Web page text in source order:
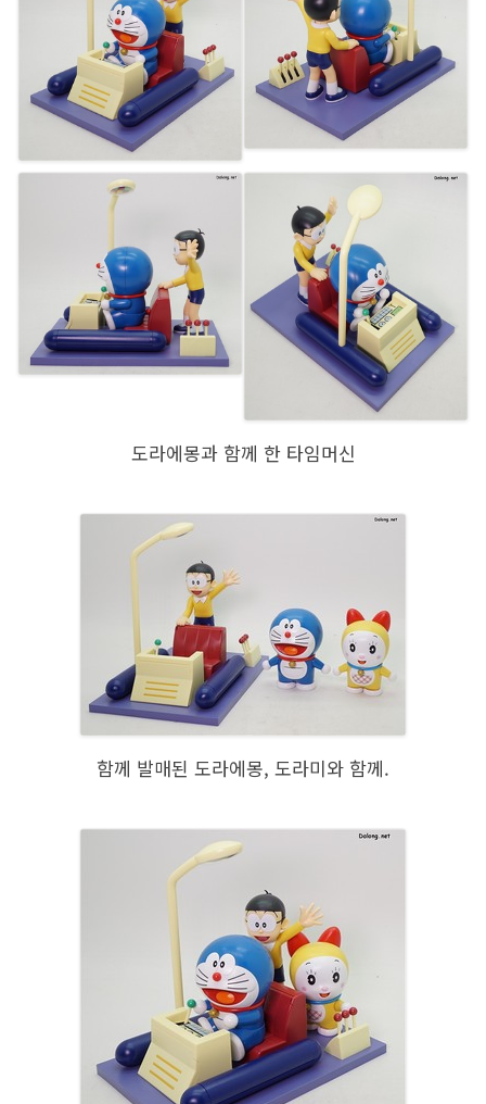
도라에몽과 함께 한 타임머신
함께 발매된 도라에몽, 도라미와 함께.